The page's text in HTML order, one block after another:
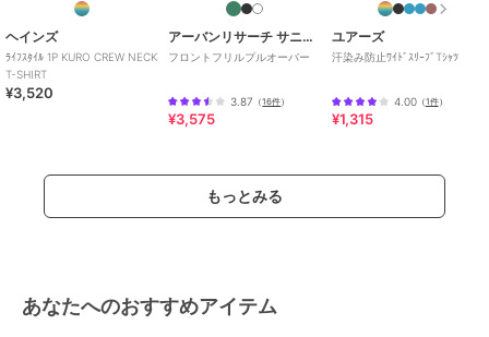
／Tシャツ・カットソ
ー
レディース
ー
ホワイト、スミクロ、ブラック、
素材
コットン60％ ポリエステル40％
ヘインズ
ﾗｲﾌｽﾀｲﾙ 1P KURO CREW NECK
T-SHIRT
¥3,520
アーバンリサーチ サニーレーベル
フロントフリルプルオーバー
3.87 （16件）
¥3,575
ユアーズ
汗染み防止ﾜｲﾄﾞｽﾘｰﾌﾞTｼｬﾂ
4.00（1件）
¥1,315
もっとみる
あなたへのおすすめアイテム